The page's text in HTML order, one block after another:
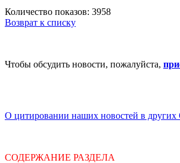
Количество показов: 3958
Возврат к списку
Чтобы обсудить новости, пожалуйста,
О цитировании наших новостей в
СОДЕРЖАНИЕ РАЗДЕЛА